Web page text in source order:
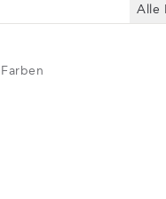
Alle
Farben